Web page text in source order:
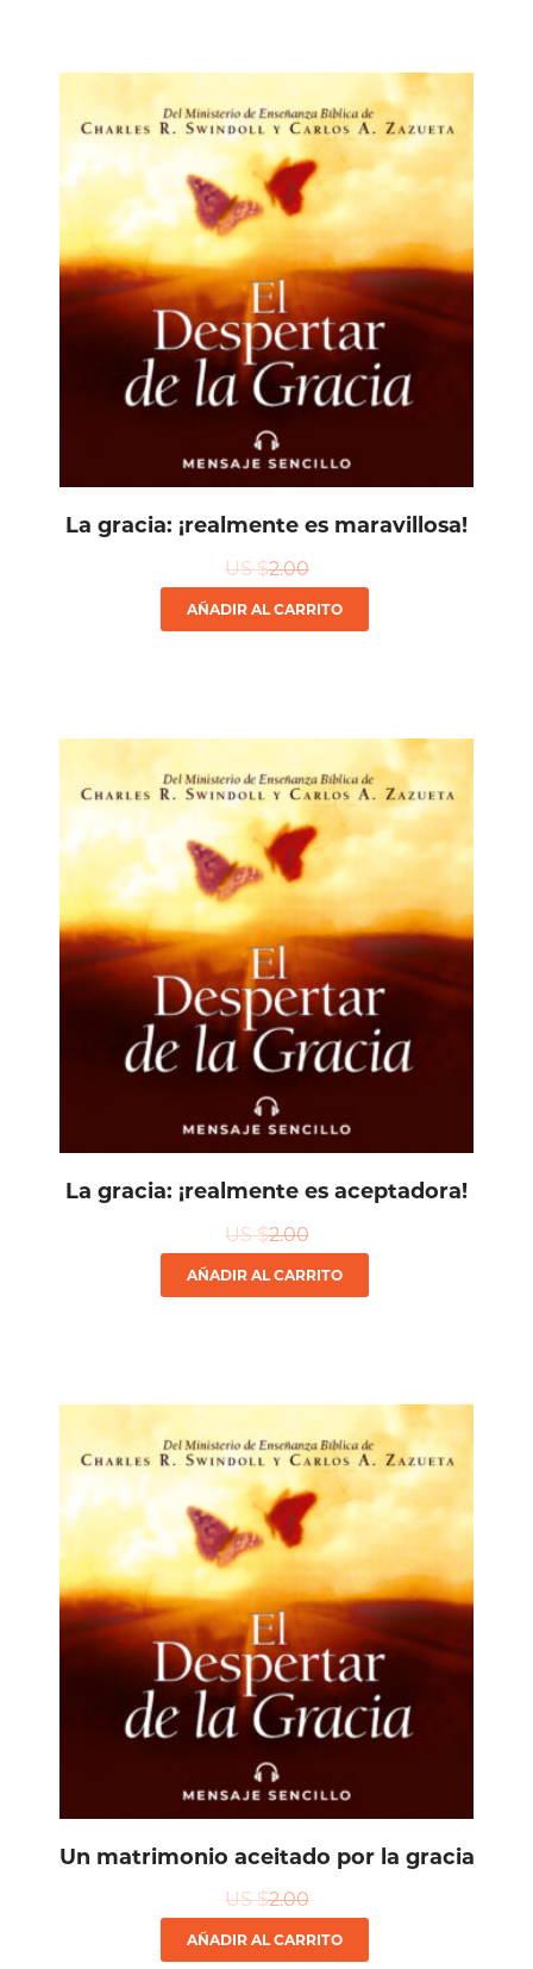
La gracia: ¡realmente es maravillosa!
US $2.00
AÑADIR AL CARRITO
La gracia: ¡realmente es aceptadora!
US $2.00
AÑADIR AL CARRITO
Un matrimonio aceitado por la gracia
US $2.00
AÑADIR AL CARRITO